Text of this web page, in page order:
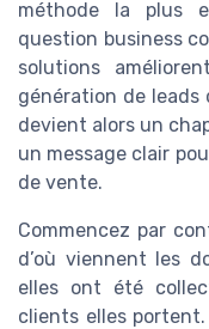
méthode la plus
question business
solutions
génération de leads
devient alors un
un message clair
de vente.
Commencez par
d’où viennent les
elles ont été
clients elles